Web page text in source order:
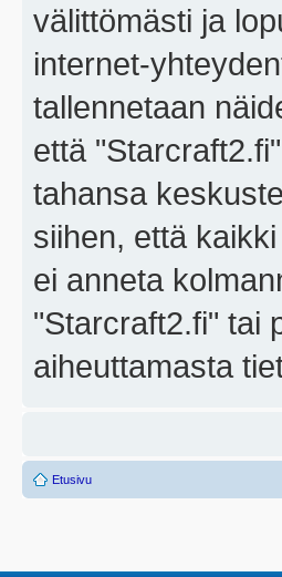
välittömästi ja
internet-
tallennetaan
että
tahansa
siihen, että
ei anneta
"Starcraft2.fi" tai
aiheuttamasta
Etusivu